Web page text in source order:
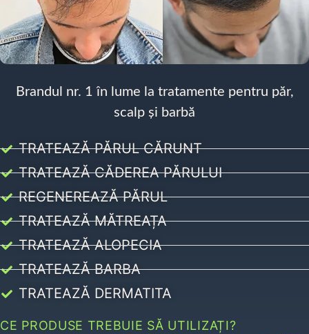
Brandul nr. 1 în lume la tratamente pentru păr,
scalp și barbă
TRATEAZĂ PĂRUL CĂRUNT
TRATEAZĂ CĂDEREA PĂRULUI
REGENEREAZĂ PĂRUL
TRATEAZĂ MĂTREAȚA
TRATEAZĂ ALOPECIA
TRATEAZĂ BARBA
TRATEAZĂ DERMATITA
CE PRODUSE TREBUIE SĂ UTILIZAȚI?